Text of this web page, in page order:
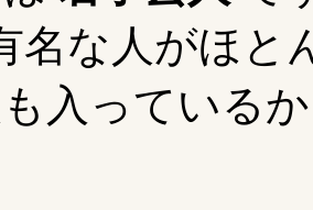
名な人がほと
入っている